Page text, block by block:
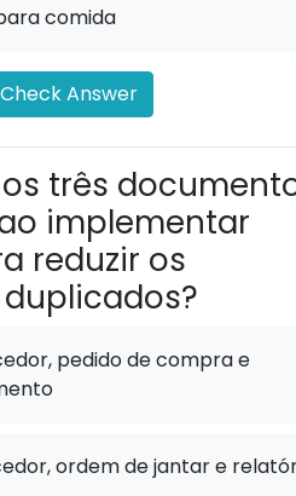
comida
Check Answer
três
implementar
reduzir os
pedido de compra e
ordem de jantar e